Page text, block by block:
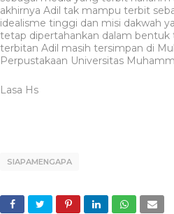
akhirnya Adil tak mampu terbit
idealisme tinggi dan misi dakwah
tetap dipertahankan dalam
terbitan Adil masih tersimpan di
Perpustakaan Universitas
Lasa Hs
SIAPAMENGAPA